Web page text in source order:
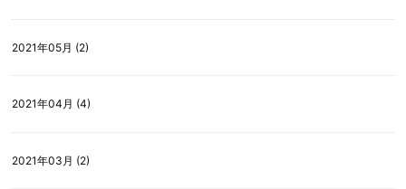
2021年05月 (2)
2021年04月 (4)
2021年03月 (2)